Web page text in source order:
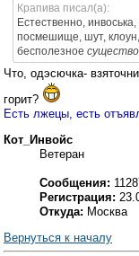
Крапива писал(а):
Естественно,
посмешище, шут,
бесполезное существо
Что, одэсючка-
горит?
Есть лжецы, есть
Кот_Инвойс
Ветеран
Сообщения:
Регистрация:
Откуда: Москва
Вернуться к началу